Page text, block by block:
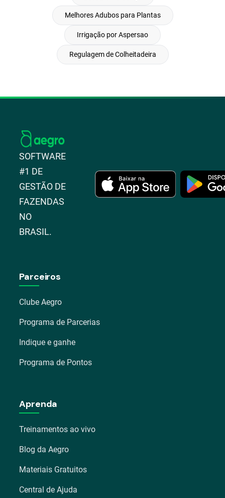
Melhores Adubos para Plantas
Irrigação por Aspersao
Regulagem de Colheitadeira
SOFTWARE
#1 DE
GESTÃO DE
FAZENDAS
NO
BRASIL.
Parceiros
Clube Aegro
Programa de Parcerias
Indique e ganhe
Programa de Pontos
Aprenda
Treinamentos ao vivo
Blog da Aegro
Materiais Gratuitos
Central de Ajuda